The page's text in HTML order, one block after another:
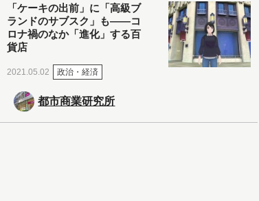
「ケーキの出前」に「高級ブ
ランドのサブスク」も――コ
ロナ禍のなか「進化」する百
貨店
2021.05.02 政治・経済
都市商業研究所